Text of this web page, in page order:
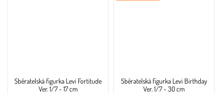
Sběratelská figurka Levi Fortitude
Ver. 1/7 - 17 cm
Sběratelská figurka Levi Birthday
Ver. 1/7 - 30 cm